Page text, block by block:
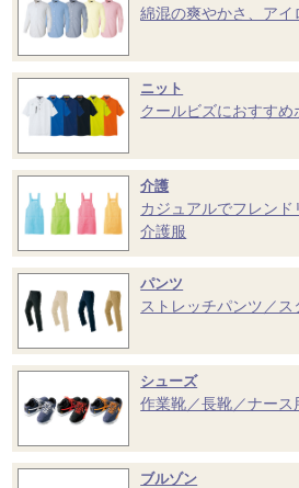
綿混の爽やかさ、アイ
ニット
クールビズにおすすめ
介護
カジュアルでフレン
介護服
パンツ
ストレッチパンツ／
シューズ
作業靴／長靴／ナー
ブルゾン